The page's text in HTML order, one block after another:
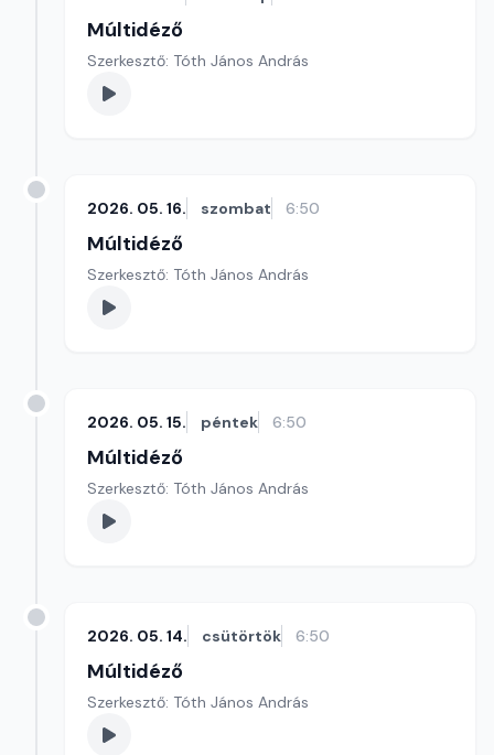
Múltidéző
Szerkesztő: Tóth János András
2026. 05. 16. szombat 6:50
Múltidéző
Szerkesztő: Tóth János András
2026. 05. 15. péntek 6:50
Múltidéző
Szerkesztő: Tóth János András
2026. 05. 14. csütörtök 6:50
Múltidéző
Szerkesztő: Tóth János András